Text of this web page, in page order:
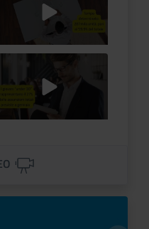
Titolo Video
Titolo Video